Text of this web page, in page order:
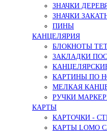
ЗНАЧКИ
ЗНАЧКИ
ПИНЫ
КАНЦЕЛЯРИЯ
БЛОКНОТЫ
ЗАКЛАДКИ
КАРТИНЫ ПО
МЕЛКАЯ
РУЧКИ
КАРТЫ
КАРТОЧКИ -
КАРТЫ LOMO